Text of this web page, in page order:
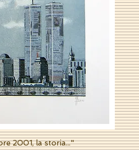
2001, la storia..."